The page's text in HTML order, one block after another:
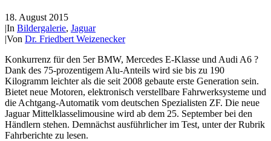
18. August 2015
|In Bildergalerie, Jaguar
|Von Dr. Friedbert Weizenecker
Konkurrenz für den 5er BMW, Mercedes E-Klasse und Audi A6 ?
Dank des 75-prozentigem Alu-Anteils wird sie bis zu 190
Kilogramm leichter als die seit 2008 gebaute erste Generation sein.
Bietet neue Motoren, elektronisch verstellbare Fahrwerksysteme und
die Achtgang-Automatik vom deutschen Spezialisten ZF. Die neue
Jaguar Mittelklasselimousine wird ab dem 25. September bei den
Händlern stehen. Demnächst ausführlicher im Test, unter der Rubrik
Fahrberichte zu lesen.